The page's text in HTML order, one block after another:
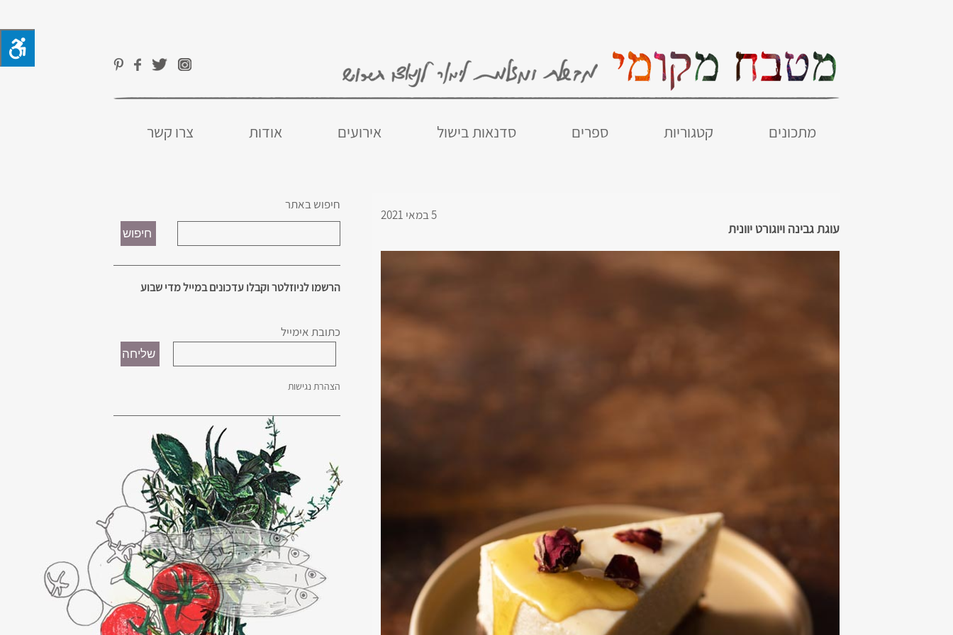
מתכונים קטגוריות ספרים סדנאות בישול אירועים אודות צרו קשר
5 במאי 2021
עוגת גבינה ויוגורט יוונית
חיפוש באתר
הרשמו לניוזלטר וקבלו עדכונים במייל מדי שבוע
כתובת אימייל
הצהרת נגישות